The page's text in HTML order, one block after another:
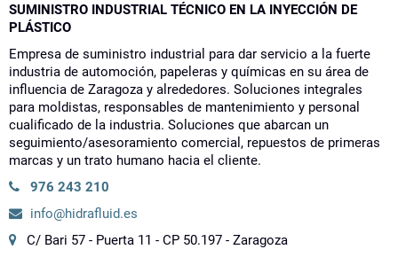
SUMINISTRO INDUSTRIAL TÉCNICO EN LA INYECCIÓN DE
PLÁSTICO
Empresa de suministro industrial para dar servicio a la fuerte
industria de automoción, papeleras y químicas en su área de
influencia de Zaragoza y alrededores. Soluciones integrales
para moldistas, responsables de mantenimiento y personal
cualificado de la industria. Soluciones que abarcan un
seguimiento/asesoramiento comercial, repuestos de primeras
marcas y un trato humano hacia el cliente.
976 243 210
info@hidrafluid.es
C/ Bari 57 - Puerta 11 - CP 50.197 - Zaragoza